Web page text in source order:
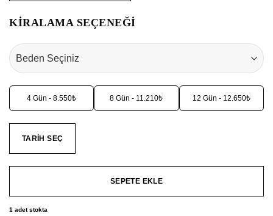
KİRALAMA SEÇENEĞİ
4 Gün - 8.550₺ 8 Gün - 11.210₺ 12 Gün - 12.650₺
TARIH SEÇ
SEPETE EKLE
1 adet stokta